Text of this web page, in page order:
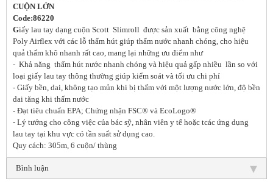
CUỘN LỚN
Code:86220
Giấy lau tay dạng cuộn Scott Slimroll được sản xuất bằng công nghệ
Poly Airflex với các lỗ thấm hút giúp thấm nước nhanh chóng, cho hiệu
quả thấm khô nhanh rất cao, mang lại những ưu điểm như
- Khả năng thấm hút nước nhanh chóng và hiệu quả gấp nhiều lần so với
loại giấy lau tay thông thường giúp kiểm soát và tối ưu chi phí
- Giấy bền, dai, không tạo mủn khi bị thấm với một lượng nước lớn, độ bền
dai tăng khi thấm nước
- Đạt tiêu chuẩn EPA; Chứng nhận FSC® và EcoLogo®
- Lý tưởng cho công việc của bác sỹ, nhân viên y tế hoặc tcác ứng dụng
lau tay tại khu vực có tần suất sử dụng cao.
Quy cách: 305m, 6 cuộn/ thùng
Bình luận